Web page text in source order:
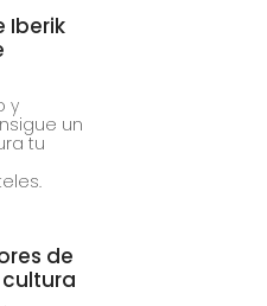
Iberik
y
un
tu
de
cultura